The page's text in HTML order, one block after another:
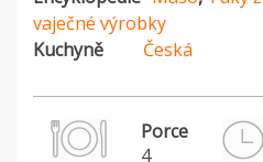
vaječné výrobky
Kuchyně
Česká
Porce
4